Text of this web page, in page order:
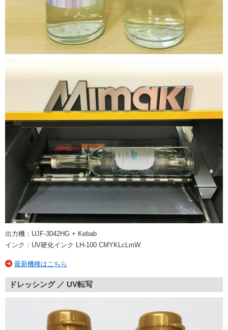
出力機：UJF-3042HG + Kebab
インク：UV硬化インク LH-100 CMYKLcLmW
最新機種はこちら
ドレッシング ／ UV転写